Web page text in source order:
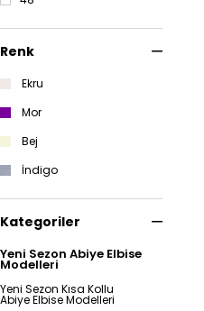
Renk
Ekru
Mor
Bej
İndigo
Kategoriler
Yeni Sezon Abiye Elbise
Modelleri
Yeni Sezon Kısa Kollu
Abiye Elbise Modelleri